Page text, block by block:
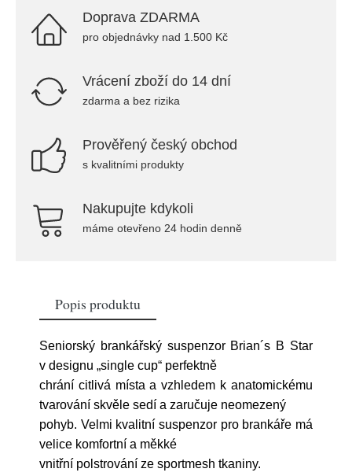
Doprava ZDARMA
pro objednávky nad 1.500 Kč
Vrácení zboží do 14 dní
zdarma a bez rizika
Prověřený český obchod
s kvalitními produkty
Nakupujte kdykoli
máme otevřeno 24 hodin denně
Popis produktu
Seniorský brankářský suspenzor Brian´s B Star
v designu „single cup“ perfektně
chrání citlivá místa a vzhledem k anatomickému
tvarování skvěle sedí a zaručuje neomezený
pohyb. Velmi kvalitní suspenzor pro brankáře má
velice komfortní a měkké
vnitřní polstrování ze sportmesh tkaniny.